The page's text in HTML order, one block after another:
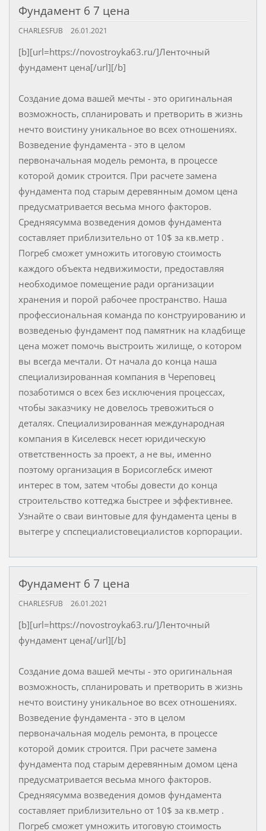
Фундамент 6 7 цена
CHARLESFUB 26.01.2021
[b][url=https://novostroyka63.ru/]Ленточный
фундамент цена[/url][/b]
Создание дома вашей мечты - это оригинальная
возможность, спланировать и претворить в жизнь
нечто воистину уникальное во всех отношениях.
Возведение фундамента - это в целом
первоначальная модель ремонта, в процессе
которой домик строится. При расчете замена
фундамента под старым деревянным домом цена
предусматривается весьма много факторов.
Средняясумма возведения домов фундамента
составляет приблизительно от 10$ за кв.метр .
Погреб сможет умножить итоговую стоимость
каждого объекта недвижимости, предоставляя
необходимое помещение ради организации
хранения и порой рабочее пространство. Наша
профессиональная команда по конструированию и
возведенью фундамент под памятник на кладбище
цена может помочь выстроить жилище, о котором
вы всегда мечтали. От начала до конца наша
специализированная компания в Череповец
позаботимся о всех без исключения процессах,
чтобы заказчику не довелось тревожиться о
деталях. Специализированная международная
компания в Киселевск несет юридическую
ответственность за проект, а не вы, именно
поэтому организация в Борисоглебск имеют
интерес в том, затем чтобы довести до конца
строительство коттеджа быстрее и эффективнее.
Узнайте о сваи винтовые для фундамента цены в
вытегре у спспециалистовециалистов корпорации.
Фундамент 6 7 цена
CHARLESFUB 26.01.2021
[b][url=https://novostroyka63.ru/]Ленточный
фундамент цена[/url][/b]
Создание дома вашей мечты - это оригинальная
возможность, спланировать и претворить в жизнь
нечто воистину уникальное во всех отношениях.
Возведение фундамента - это в целом
первоначальная модель ремонта, в процессе
которой домик строится. При расчете замена
фундамента под старым деревянным домом цена
предусматривается весьма много факторов.
Средняясумма возведения домов фундамента
составляет приблизительно от 10$ за кв.метр .
Погреб сможет умножить итоговую стоимость